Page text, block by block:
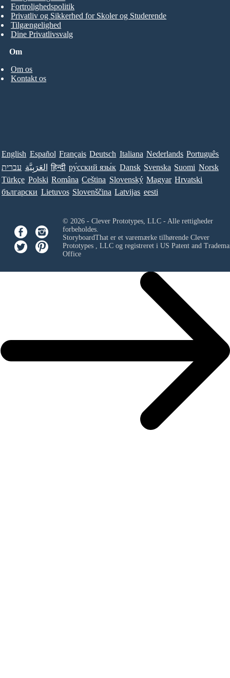
Om
Om os
Kontakt os
Fortrolighedspolitik
Privatliv og Sikkerhed for Skoler og Studerende
Tilgængelighed
Dine Privatlivsvalg
English Español Français Deutsch Italiana Nederlands Português
עברית العَرَبِيَّة हिन्दी ру́сский язы́к Dansk Svenska Suomi Norsk
Türkçe Polski Româna Ceština Slovenský Magyar Hrvatski
български Lietuvos Slovenščina Latvijas eesti
© 2026 - Clever Prototypes, LLC - Alle rettigheder
forbeholdes.
StoryboardThat er et varemærke tilhørende Clever
Prototypes , LLCog registreret i US Patent and
Office